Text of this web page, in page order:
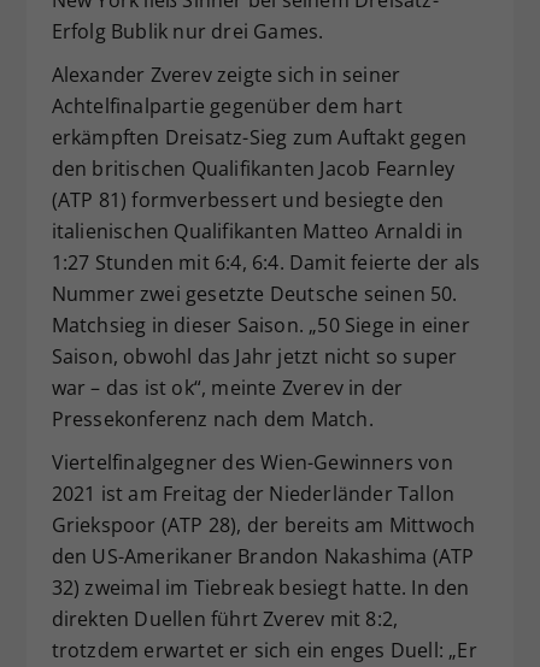
Erfolg Bublik nur drei Games.
Alexander Zverev zeigte sich in seiner
Achtelfinalpartie gegenüber dem hart
erkämpften Dreisatz-Sieg zum Auftakt gegen
den britischen Qualifikanten Jacob Fearnley
(ATP 81) formverbessert und besiegte den
italienischen Qualifikanten Matteo Arnaldi in
1:27 Stunden mit 6:4, 6:4. Damit feierte der als
Nummer zwei gesetzte Deutsche seinen 50.
Matchsieg in dieser Saison. „50 Siege in einer
Saison, obwohl das Jahr jetzt nicht so super
war – das ist ok“, meinte Zverev in der
Pressekonferenz nach dem Match.
Viertelfinalgegner des Wien-Gewinners von
2021 ist am Freitag der Niederländer Tallon
Griekspoor (ATP 28), der bereits am Mittwoch
den US-Amerikaner Brandon Nakashima (ATP
32) zweimal im Tiebreak besiegt hatte. In den
direkten Duellen führt Zverev mit 8:2,
trotzdem erwartet er sich ein enges Duell: „Er